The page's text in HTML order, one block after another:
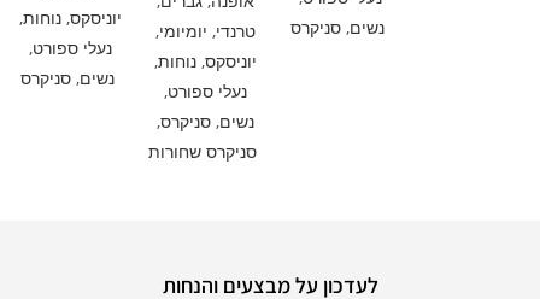
נשים, סניקרס
טרנדי, יומיומי,
יוניסקס,נוחות,
נעלי ספורט,
נשים,סניקרס,
סניקרס שחורות
יוניסקס,נוחות,
נעלי ספורט,
נשים, סניקרס
לעדכון על מבצעים והנחות